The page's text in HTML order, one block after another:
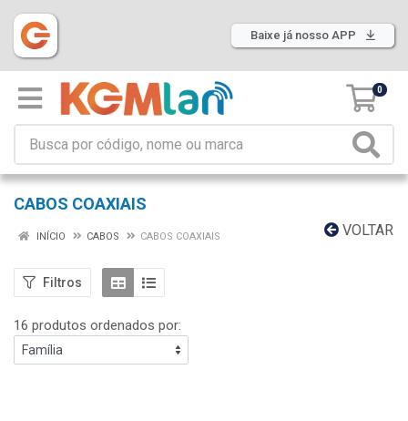
Baixe já nosso APP
0
CABOS COAXIAIS
VOLTAR
INÍCIO CABOS CABOS COAXIAIS
Filtros
16 produtos ordenados por: